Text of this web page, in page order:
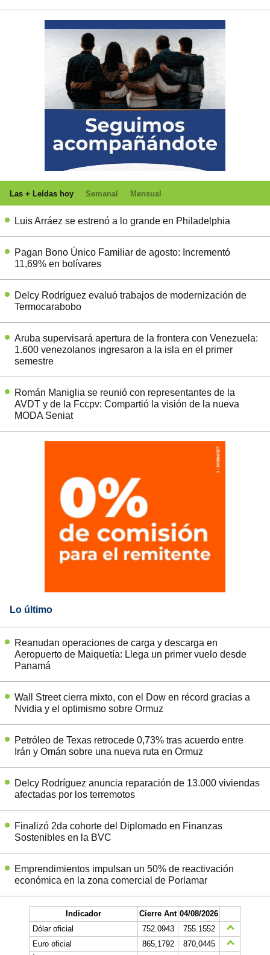
Las + Leídas hoy Semanal Mensual
Luis Arráez se estrenó a lo grande en Philadelphia
Pagan Bono Único Familiar de agosto: Incrementó
11,69% en bolívares
Delcy Rodríguez evaluó trabajos de modernización de
Termocarabobo
Aruba supervisará apertura de la frontera con Venezuela:
1.600 venezolanos ingresaron a la isla en el primer
semestre
Román Maniglia se reunió con representantes de la
AVDT y de la Fccpv: Compartió la visión de la nueva
MODA Seniat
Lo último
Reanudan operaciones de carga y descarga en
Aeropuerto de Maiquetía: Llega un primer vuelo desde
Panamá
Wall Street cierra mixto, con el Dow en récord gracias a
Nvidia y el optimismo sobre Ormuz
Petróleo de Texas retrocede 0,73% tras acuerdo entre
Irán y Omán sobre una nueva ruta en Ormuz
Delcy Rodríguez anuncia reparación de 13.000 viviendas
afectadas por los terremotos
Finalizó 2da cohorte del Diplomado en Finanzas
Sostenibles en la BVC
Emprendimientos impulsan un 50% de reactivación
económica en la zona comercial de Porlamar
Indicador Cierre Ant 04/08/2026
Dólar oficial
752.0943
755.1552
Euro oficial
865,1792
870,0445